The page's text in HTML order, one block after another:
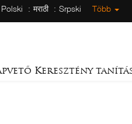
Polski मराठी Srpski Több
Keresztény